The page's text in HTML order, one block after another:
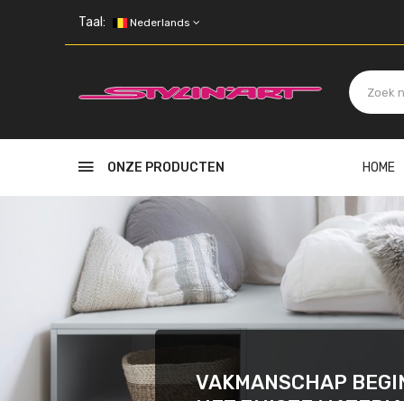
Taal: Nederlands
ONZE PRODUCTEN HOME
VAKMANSCHAP